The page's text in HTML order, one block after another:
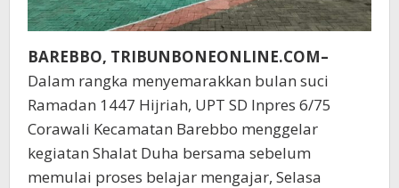
BAREBBO, TRIBUNBONEONLINE.COM–
Dalam rangka menyemarakkan bulan suci
Ramadan 1447 Hijriah, UPT SD Inpres 6/75
Corawali Kecamatan Barebbo menggelar
kegiatan Shalat Duha bersama sebelum
memulai proses belajar mengajar, Selasa